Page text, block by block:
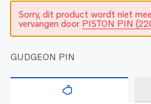
Reman – Pleziervaart
Reman - Bedrijfsvaart
Reman – Industrie
Sorry, dit product wordt niet
vervangen door PISTON PIN
GUDGEON PIN